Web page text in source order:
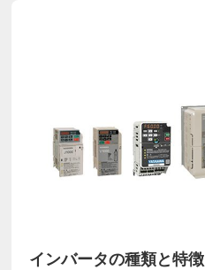
インバータの種類と特徴